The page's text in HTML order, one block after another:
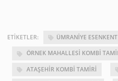
ETIKETLER: ÜMRANIYE
ÖRNEK MAHALLESI KOMBI
ATAŞEHIR KOMBI TAMIRI